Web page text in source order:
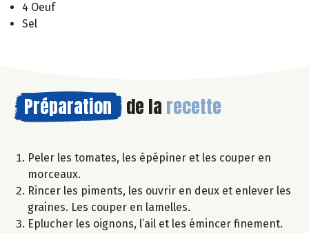
4 Oeuf
Sel
Préparation de la recette
Peler les tomates, les épépiner et les couper en
morceaux.
Rincer les piments, les ouvrir en deux et enlever les
graines. Les couper en lamelles.
Eplucher les oignons, l’ail et les émincer finement.